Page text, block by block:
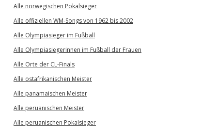
Alle norwegischen Pokalsieger
Alle offiziellen WM-Songs von 1962 bis 2002
Alle Olympiasieger im Fußball
Alle Olympiasiegerinnen im Fußball der Frauen
Alle Orte der CL-Finals
Alle ostafrikanischen Meister
Alle panamaischen Meister
Alle peruanischen Meister
Alle peruanischen Pokalsieger